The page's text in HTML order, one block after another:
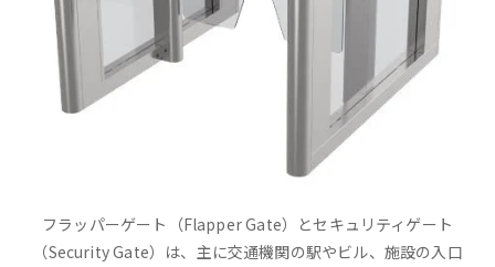
フラッパーゲート（Flapper Gate）とセキュリティゲート
（Security Gate）は、主に交通機関の駅やビル、施設の入口